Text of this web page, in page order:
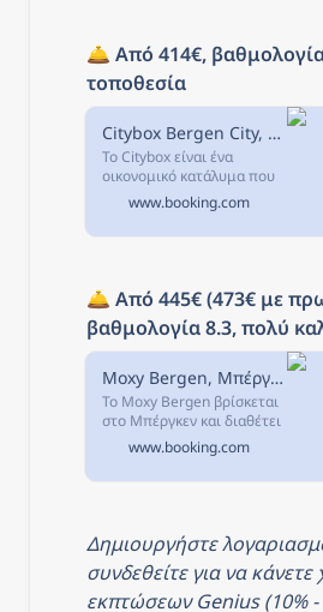
🛎️ Από 414€, βαθμολογία
τοποθεσία
Citybox Bergen City, Μπέργκεν, Νορβηγία
Το Citybox είναι ένα
οικονομικό κατάλυμα που
βρίσκεται στο κέντρο του
Μπέργκεν, μόλις 400μ.
www.booking.com
🛎️ Από 445€ (473€ με
βαθμολογία 8.3, πολύ
Moxy Bergen, Μπέργκεν, Νορβηγία
Το Moxy Bergen βρίσκεται
στο Μπέργκεν και διαθέτει
αίθουσα γυμναστικής,
βεράντα, μπαρ καθώς και
δωρεάν WiFi σε όλους τους
www.booking.com
Δημιουργήστε
συνδεθείτε για να
εκπτώσεων Genius (10%